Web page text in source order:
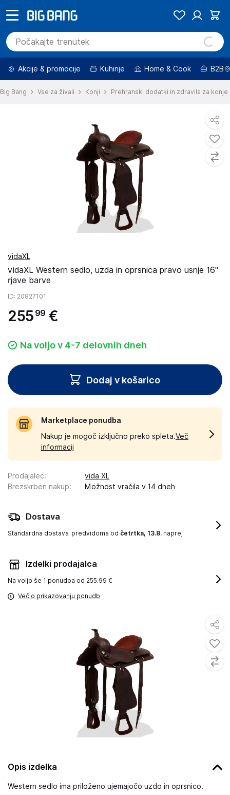
Akcije & promocije Kuhinje Home & Cook B2B
Big Bang Vse za živali Konji Prehranski dodatki in zdravila za konje
Opis izdelka
Western sedlo ima priloženo ujemajočo uzdo in oprsnico.
vidaXL
vidaXL Western sedlo, uzda in oprsnica pravo usnje 16"
rjave barve
ID: 20827101
255 99 €
Na voljo v 4-7 delovnih dneh
Dodaj v košarico
Marketplace ponudba
Nakup je mogoč izključno preko spleta.Več
informacij
Prodajalec:
vida XL
Brezskrben nakup: Možnost vračila v 14 dneh
Dostava
Standardna dostava predvidoma od četrtka, 13.8. naprej
Izdelki prodajalca
Na voljo še 1 ponudba od 255.99 €
Več o prikazovanju ponudb